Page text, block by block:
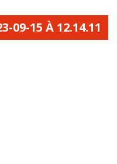
09-15 À 12.14.11